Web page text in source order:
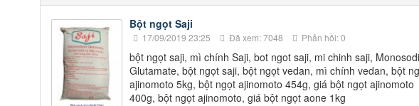
Bột ngọt Saji
17/09/2019 23:25 Đã xem: 7048 Phản hồi: 0
bột ngọt saji, mì chính Saji, bot ngot saji, mi chinh saji,
Glutamate, bột ngọt saji, bột ngọt vedan, mì chính vedan, bột
ajinomoto 5kg, bột ngọt ajinomoto 454g, giá bột ngọt ajinomoto
400g, bột ngọt ajinomoto, giá bột ngọt aone 1kg